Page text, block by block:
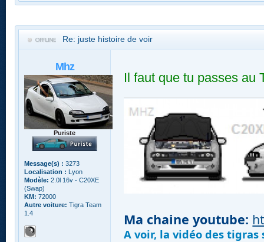
Re: juste histoire de voir
Mhz
Puriste
Message(s) : 3273
Localisation : Lyon
Modèle: 2.0l 16v - C20XE
(Swap)
KM: 72000
Autre voiture: Tigra Team
1.4
Il faut que tu passes au
Ma chaine youtube:
A voir, la vidéo des tigras